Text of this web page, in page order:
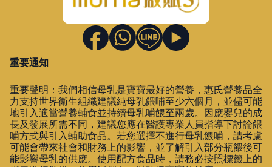
重要通知
重要聲明：我們相信母乳是寶寶最好的營養，惠氏營養品全
力支持世界衛生組織建議純母乳餵哺至少六個月，並儘可能
地引入適當營養輔食並持續母乳哺餵至兩歲。因應嬰兒的成
長及發展所需不同，建議您應在醫護專業人員指導下討論餵
哺方式與引入輔助食品。若您選擇不進行母乳餵哺，請考慮
可能會帶來社會和財務上的影響，並了解引入部分瓶餵後可
能影響母乳的供應。使用配方食品時，請務必按照標籤上的